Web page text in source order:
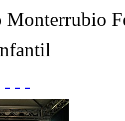
Monterrubio